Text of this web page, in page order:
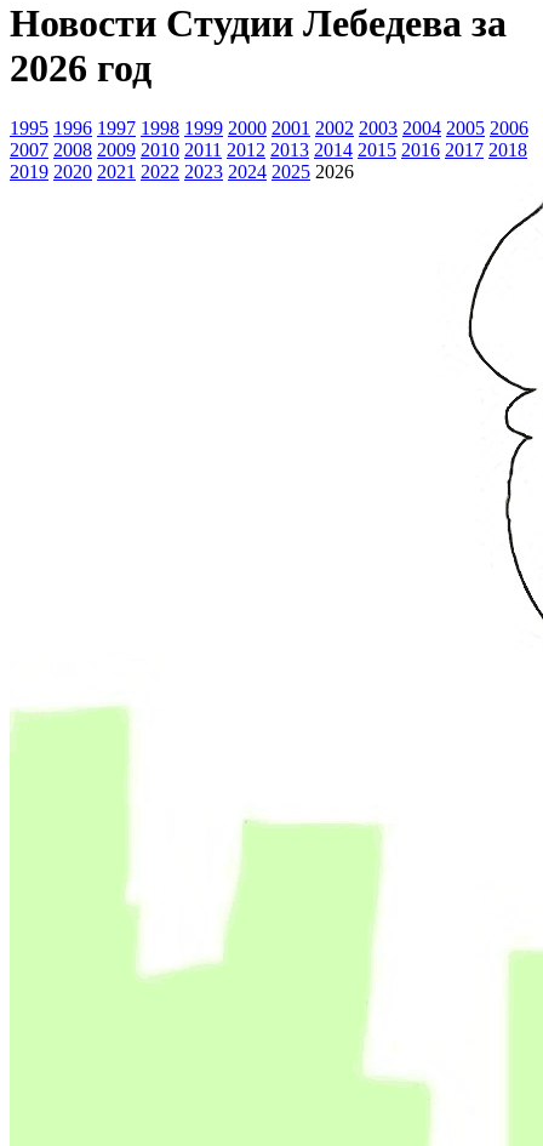
Новости Студии Лебедева за
2026 год
1995 1996 1997 1998 1999 2000 2001 2002 2003 2004 2005 2006
2007 2008 2009 2010 2011 2012 2013 2014 2015 2016 2017 2018
2019 2020 2021 2022 2023 2024 2025 2026